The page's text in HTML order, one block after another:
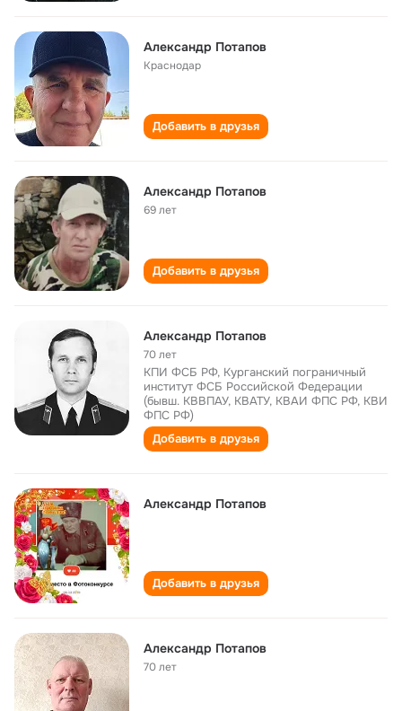
Александр Потапов
Краснодар
Добавить в друзья
Александр Потапов
69 лет
Добавить в друзья
Александр Потапов
70 лет
КПИ ФСБ РФ, Курганский пограничный
институт ФСБ Российской Федерации
(бывш. КВВПАУ, КВАТУ, КВАИ ФПС РФ, КВИ
ФПС РФ)
Добавить в друзья
Александр Потапов
Добавить в друзья
Александр Потапов
70 лет